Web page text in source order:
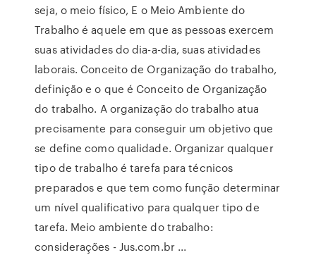
seja, o meio físico, E o Meio Ambiente do
Trabalho é aquele em que as pessoas exercem
suas atividades do dia-a-dia, suas atividades
laborais. Conceito de Organização do trabalho,
definição e o que é Conceito de Organização
do trabalho. A organização do trabalho atua
precisamente para conseguir um objetivo que
se define como qualidade. Organizar qualquer
tipo de trabalho é tarefa para técnicos
preparados e que tem como função determinar
um nível qualificativo para qualquer tipo de
tarefa. Meio ambiente do trabalho:
considerações - Jus.com.br ...